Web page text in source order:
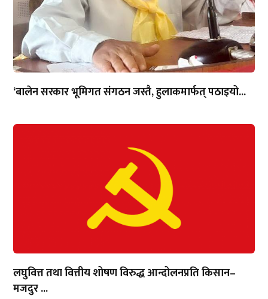
‘बालेन सरकार भूमिगत संगठन जस्तै, हुलाकमार्फत् पठाइयो...
लघुवित्त तथा वित्तीय शोषण विरुद्ध आन्दोलनप्रति किसान–
मजदुर ...